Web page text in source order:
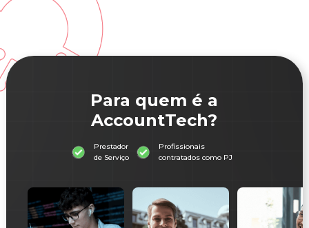
Para quem é a
AccountTech?
Prestador
de Serviço
Profissionais
contratados como PJ